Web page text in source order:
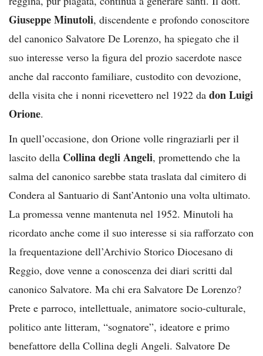
Giuseppe Minutoli, discendente e profondo conoscitore
del canonico Salvatore De Lorenzo, ha spiegato che il
suo interesse verso la figura del prozio sacerdote nasce
anche dal racconto familiare, custodito con devozione,
della visita che i nonni ricevettero nel 1922 da don Luigi
Orione.
In quell’occasione, don Orione volle ringraziarli per il
lascito della Collina degli Angeli, promettendo che la
salma del canonico sarebbe stata traslata dal cimitero di
Condera al Santuario di Sant’Antonio una volta ultimato.
La promessa venne mantenuta nel 1952. Minutoli ha
ricordato anche come il suo interesse si sia rafforzato con
la frequentazione dell’Archivio Storico Diocesano di
Reggio, dove venne a conoscenza dei diari scritti dal
canonico Salvatore. Ma chi era Salvatore De Lorenzo?
Prete e parroco, intellettuale, animatore socio-culturale,
politico ante litteram, “sognatore”, ideatore e primo
benefattore della Collina degli Angeli. Salvatore De